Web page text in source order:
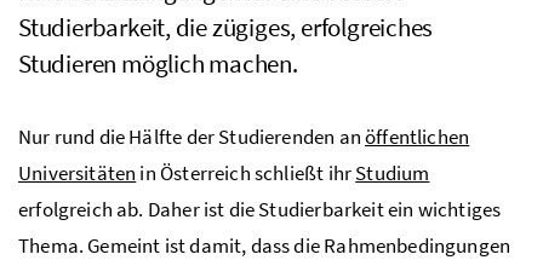
Studierbarkeit, die zügiges, erfolgreiches
Studieren möglich machen.
Nur rund die Hälfte der Studierenden anöffentlichen
Universitäten in Österreich schließt ihrStudium
erfolgreich ab. Daher ist die Studierbarkeit ein wichtiges
Thema. Gemeint ist damit, dass die Rahmenbedingungen